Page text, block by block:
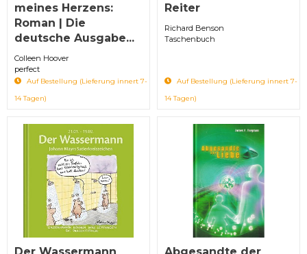
meines Herzens:
Roman | Die
deutsche Ausgabe...
Colleen Hoover
perfect
Auf Bestellung (Lieferung innert 7-
14 Tagen)
Reiter
Richard Benson
Taschenbuch
Auf Bestellung (Lieferung innert 7-
14 Tagen)